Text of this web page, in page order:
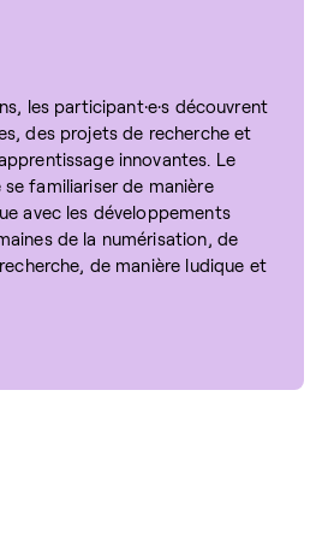
les participant·e·s découvrent
des projets de recherche et
innovantes. Le
familiariser de manière
avec les développements
de la numérisation, de
de manière ludique et